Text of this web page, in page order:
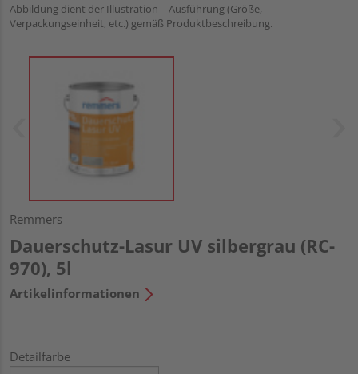
Abbildung dient der Illustration – Ausführung (Größe,
Verpackungseinheit, etc.) gemäß Produktbeschreibung.
Remmers
Dauerschutz-Lasur UV silbergrau (RC-
970), 5l
Artikelinformationen
Detailfarbe